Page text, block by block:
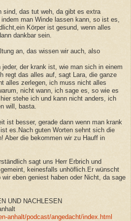
sind, das tut weh, da gibt es extra
man Winde lassen kann, so ist es,
Körper ist gesund, wenn alles
dankbar sein.
an, das wissen wir auch, also
der krank ist, wie man sich in einem
regt das alles auf, sagt Lara, die ganze
alles zerlegen, ich muss nicht alles
nicht wann, ich sage es, so wie es
stehe ich und kann nicht anders, ich
will, basta.
ist besser, gerade dann wenn man krank
es.Nach guten Worten sehnt sich die
Aber die bekommen wir zu Hauff in
sagt uns Herr Erbrich und
keinesfalls unhöflich.Er wünscht
eben geniest haben oder Nicht, da sage
UND NACHLESEN
anhalt/podcast/angedacht/index.html